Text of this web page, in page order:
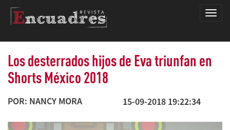
Los desterrados hijos de Eva triunfan en
Shorts México 2018
POR: NANCY MORA 15-09-2018 19:22:34